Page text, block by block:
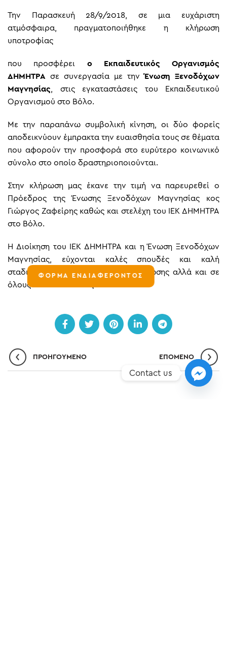
ΦΟΡΜΑ ΕΝΔΙΑΦΕΡΟΝΤΟΣ
Την Παρασκευή 28/9/2018, σε μια ευχάριστη
ατμόσφαιρα, πραγματοποιήθηκε η κλήρωση
υποτροφίας
που προσφέρει o Εκπαιδευτικός Οργανισμός
ΔΗΜΗΤΡΑ σε συνεργασία με τηνΈνωση Ξενοδόχων
Μαγνησίας , στις εγκαταστάσεις του Εκπαιδευτικού
Οργανισμού στο Βόλο.
Με την παραπάνω συμβολική κίνηση, οι δύο φορείς
αποδεικνύουν έμπρακτα την ευαισθησία τους σε θέματα
που αφορούν την προσφορά στο ευρύτερο κοινωνικό
σύνολο στο οποίο δραστηριοποιούνται.
Στην κλήρωση μας έκανε την τιμή να παρευρεθεί ο
Πρόεδρος της Ένωσης Ξενοδόχων Μαγνησίας κος
Γιώργος Ζαφείρης καθώς και στελέχη του ΙΕΚ ΔHΜΗΤΡΑ
στο Βόλο.
Η Διοίκηση του ΙΕΚ ΔΗΜΗΤΡΑ και η Ένωση Ξενοδόχων
Μαγνησίας, εύχονται καλές σπουδές και καλή
σταδιοδρομία στον τυχερό της κλήρωσης αλλά και σε
όλους του σπουδαστές!!
ΠΡΟΗΓΟΎΜΕΝΟ ΕΠΌΜΕΝO
Contact us